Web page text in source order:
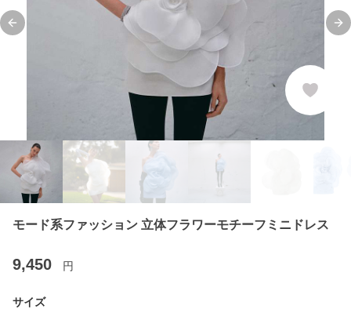
Previous slide
モード系ファッション 立体フラワーモチーフミニドレス
9,450 円
サイズ